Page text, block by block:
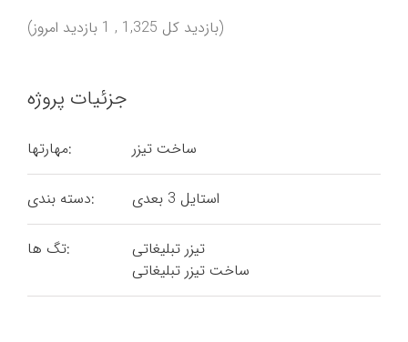
(بازدید کل 1,325 , 1 بازدید امروز)
جزئیات پروژه
مهارتها: ساخت تیزر
دسته بندی: استایل 3 بعدی
تگ ها:
تیزر تبلیغاتی
ساخت تیزر تبلیغاتی